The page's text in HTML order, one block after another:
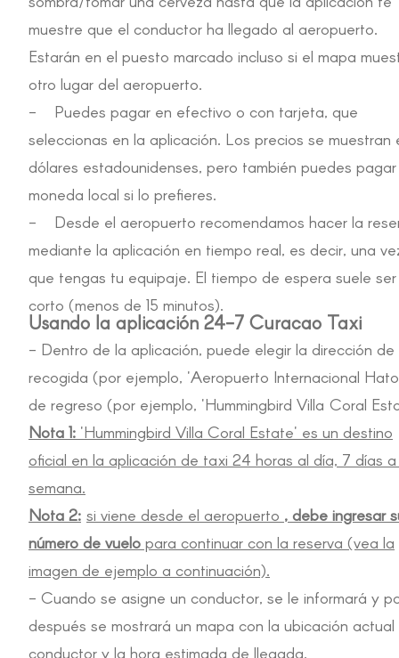
muestre que el conductor ha llegado al aeropuerto.
Estarán en el puesto marcado incluso si el mapa
otro lugar del aeropuerto.
- Puedes pagar en efectivo o con tarjeta, que
seleccionas en la aplicación. Los precios se muestran
dólares estadounidenses, pero también puedes
moneda local si lo prefieres.
- Desde el aeropuerto recomendamos hacer la
mediante la aplicación en tiempo real, es decir, una
que tengas tu equipaje. El tiempo de espera suele ser
corto (menos de 15 minutos).
Usando la aplicación 24-7 Curacao Taxi
- Dentro de la aplicación, puede elegir la dirección de
recogida (por ejemplo, 'Aeropuerto Internacional
de regreso (por ejemplo, 'Hummingbird Villa Coral
Nota 1: 'Hummingbird Villa Coral Estate' es un destino
oficial en la aplicación de taxi 24 horas al día, 7 días
semana.
Nota 2: si viene desde el aeropuerto , debe ingresar
número de vuelo para continuar con la reserva (vea la
imagen de ejemplo a continuación).
- Cuando se asigne un conductor, se le informará y
después se mostrará un mapa con la ubicación actual
conductor y la hora estimada de llegada.